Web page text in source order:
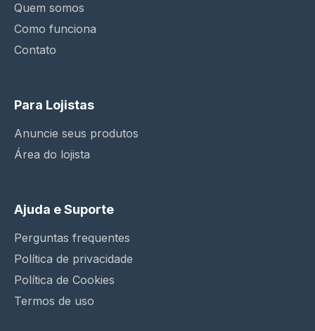
Quem somos
Como funciona
Contato
Para Lojistas
Anuncie seus produtos
Área do lojista
Ajuda e Suporte
Perguntas frequentes
Política de privacidade
Política de Cookies
Termos de uso